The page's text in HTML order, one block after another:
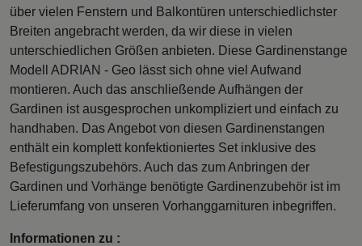
über vielen Fenstern und Balkontüren unterschiedlichster
Breiten angebracht werden, da wir diese in vielen
unterschiedlichen Größen anbieten. Diese Gardinenstange
Modell ADRIAN - Geo lässt sich ohne viel Aufwand
montieren. Auch das anschließende Aufhängen der
Gardinen ist ausgesprochen unkompliziert und einfach zu
handhaben. Das Angebot von diesen Gardinenstangen
enthält ein komplett konfektioniertes Set inklusive des
Befestigungszubehörs. Auch das zum Anbringen der
Gardinen und Vorhänge benötigte Gardinenzubehör ist im
Lieferumfang von unseren Vorhanggarnituren inbegriffen.
Informationen zu :